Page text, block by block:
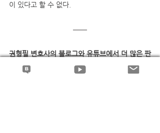
이 있다고 할 수 없다.
권형필 변호사의 블로그와 유튜브에서 더 많은 판
례해설과 동영상 강의를 보실 수 있습니다..^^